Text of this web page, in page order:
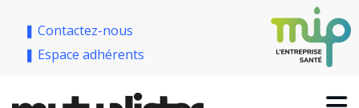
❚ Contactez-nous
❚ Espace adhérents